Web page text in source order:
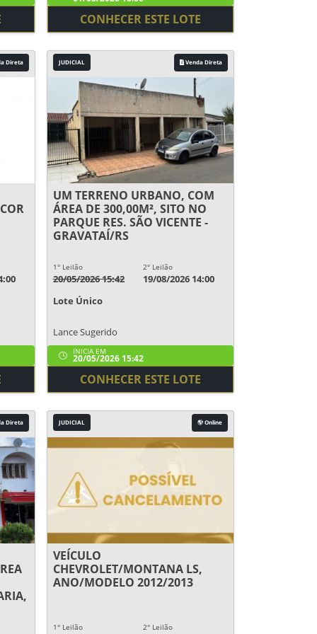
CONHECER ESTE LOTE
Direta JUDICIAL Venda Direta
UM TERRENO URBANO, COM
ÁREA DE 300,00M², SITO NO
PARQUE RES. SÃO VICENTE -
GRAVATAÍ/RS
1° Leilão
20/05/2026 15:42
2° Leilão
19/08/2026 14:00
Lote Único
Lance Sugerido
INICIA EM
20/05/2026 15:42
CONHECER ESTE LOTE
Direta JUDICIAL Online
VEÍCULO
CHEVROLET/MONTANA LS,
ANO/MODELO 2012/2013
1° Leilão 2° Leilão